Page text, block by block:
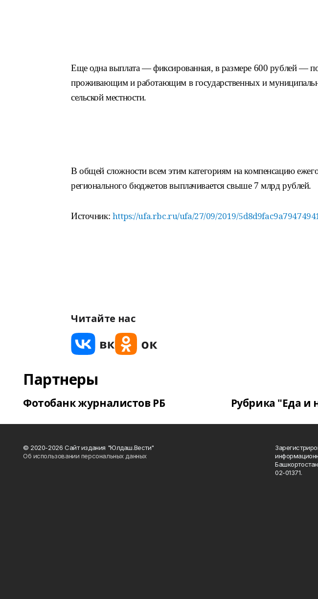
Еще одна выплата — фиксированная, в размере 600 рублей —
проживающим и работающим в государственных и
сельской местности.
В общей сложности всем этим категориям на компенсацию
регионального бюджетов выплачивается свыше 7 млрд рублей.
Источник: https://ufa.rbc.ru/ufa/27/09/2019/
Читайте нас
Партнеры
Фотобанк журналистов РБ Рубрика "Еда и
© 2020-2026 Сайт издания "Юлдаш.Вести"
Об использовании персональных данных
02-01371.